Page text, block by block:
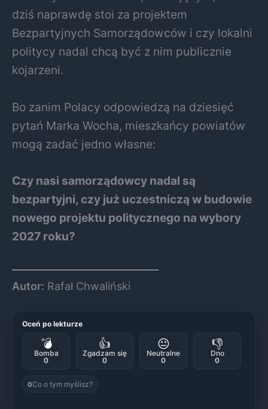
dziś naprawdę stoi za projektem
Bezpartyjnych Samorządowców i czy lokalni
politycy nadal chcą być z nim publicznie
kojarzeni.
Bo zanim Polacy odpowiedzą na dziesięć
pytań Marka Wocha, mieszkańcy powiatów
mogą zadać jedno własne:
Czy nasi samorządowcy nadal są
bezpartyjni, czy już uczestniczą w budowie
nowego projektu politycznego na wybory
2027 roku?
Autor: Rafał Chwaliński
Oceń po lekturze
💣
Bomba
0
👍
Zgadzam się
0
😐
Neutralne
0
👎
Dno
0
0Co o tym myślisz?